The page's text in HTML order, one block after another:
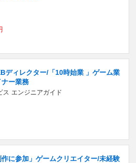
ディレクター/「10時始業 」ゲーム業
ー業務
ス エンジニアガイド
作に参加」ゲームクリエイター/未経験